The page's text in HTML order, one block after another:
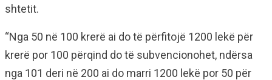
shtetit.
“Nga 50 në 100 krerë ai do të përfitojë 1200 lekë për
krerë por 100 përqind do të subvencionohet, ndërsa
nga 101 deri në 200 ai do marri 1200 lekë por 50 për